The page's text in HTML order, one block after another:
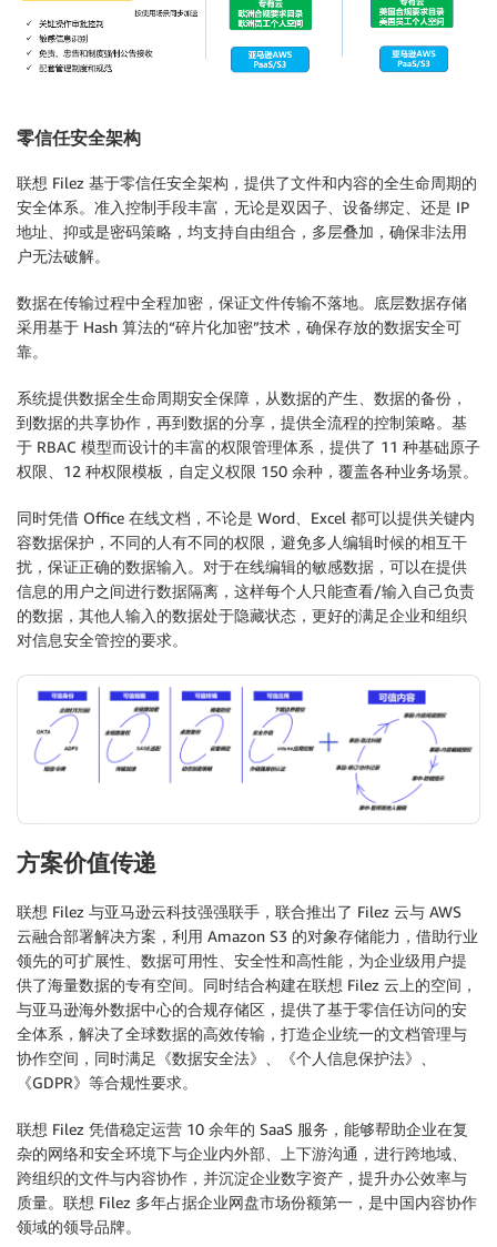
零信任安全架构
联想 Filez 基于零信任安全架构，提供了文件和内容的全生命周期的
安全体系。准入控制手段丰富，无论是双因子、设备绑定、还是 IP
地址、抑或是密码策略，均支持自由组合，多层叠加，确保非法用
户无法破解。
数据在传输过程中全程加密，保证文件传输不落地。底层数据存储
采用基于 Hash 算法的“碎片化加密”技术，确保存放的数据安全可
靠。
系统提供数据全生命周期安全保障，从数据的产生、数据的备份，
到数据的共享协作，再到数据的分享，提供全流程的控制策略。基
于 RBAC 模型而设计的丰富的权限管理体系，提供了 11 种基础原子
权限、12 种权限模板，自定义权限 150 余种，覆盖各种业务场景。
同时凭借 Office 在线文档，不论是 Word、Excel 都可以提供关键内
容数据保护，不同的人有不同的权限，避免多人编辑时候的相互干
扰，保证正确的数据输入。对于在线编辑的敏感数据，可以在提供
信息的用户之间进行数据隔离，这样每个人只能查看/输入自己负责
的数据，其他人输入的数据处于隐藏状态，更好的满足企业和组织
对信息安全管控的要求。
方案价值传递
联想 Filez 与亚马逊云科技强强联手，联合推出了 Filez 云与 AWS
云融合部署解决方案，利用 Amazon S3 的对象存储能力，借助行业
领先的可扩展性、数据可用性、安全性和高性能，为企业级用户提
供了海量数据的专有空间。同时结合构建在联想 Filez 云上的空间，
与亚马逊海外数据中心的合规存储区，提供了基于零信任访问的安
全体系，解决了全球数据的高效传输，打造企业统一的文档管理与
协作空间，同时满足《数据安全法》、《个人信息保护法》、
《GDPR》等合规性要求。
联想 Filez 凭借稳定运营 10 余年的 SaaS 服务，能够帮助企业在复
杂的网络和安全环境下与企业内外部、上下游沟通，进行跨地域、
跨组织的文件与内容协作，并沉淀企业数字资产，提升办公效率与
质量。联想 Filez 多年占据企业网盘市场份额第一，是中国内容协作
领域的领导品牌。